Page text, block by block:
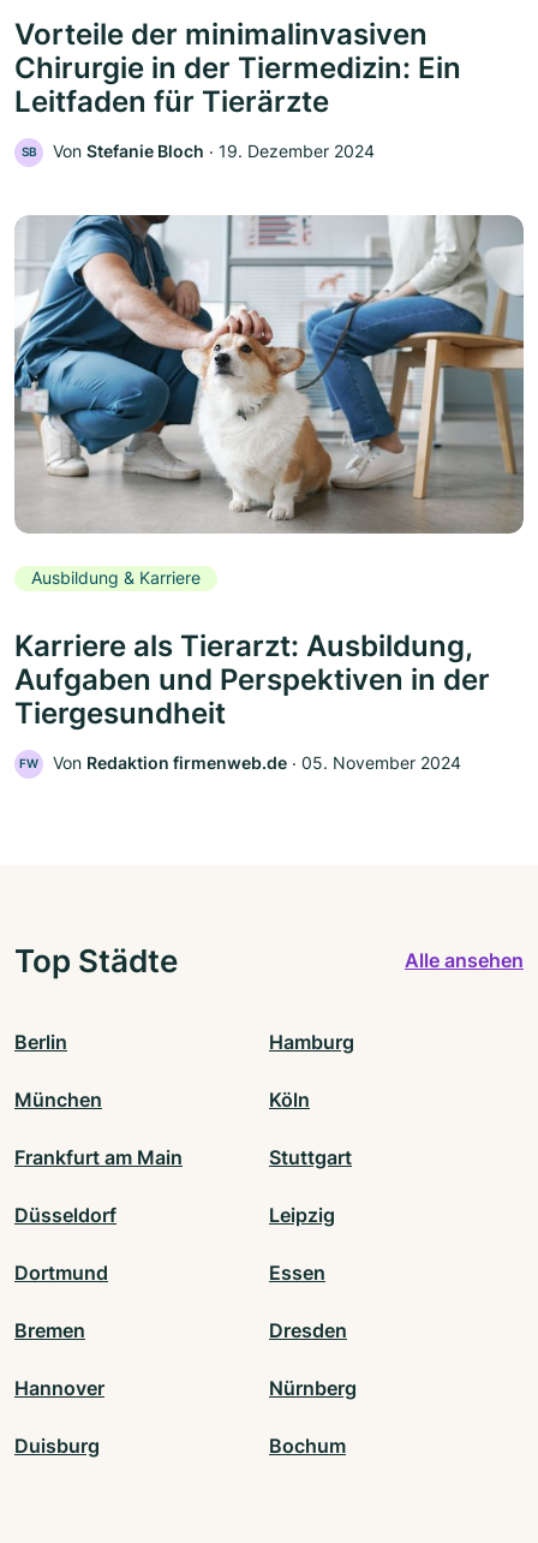
Vorteile der minimalinvasiven
Chirurgie in der Tiermedizin: Ein
Leitfaden für Tierärzte
SB Von Stefanie Bloch ‧ 19. Dezember 2024
Ausbildung & Karriere
Karriere als Tierarzt: Ausbildung,
Aufgaben und Perspektiven in der
Tiergesundheit
FW Von Redaktion firmenweb.de ‧ 05. November 2024
Top Städte Alle ansehen
Berlin Hamburg
München Köln
Frankfurt am Main Stuttgart
Düsseldorf Leipzig
Dortmund Essen
Bremen Dresden
Hannover Nürnberg
Duisburg Bochum